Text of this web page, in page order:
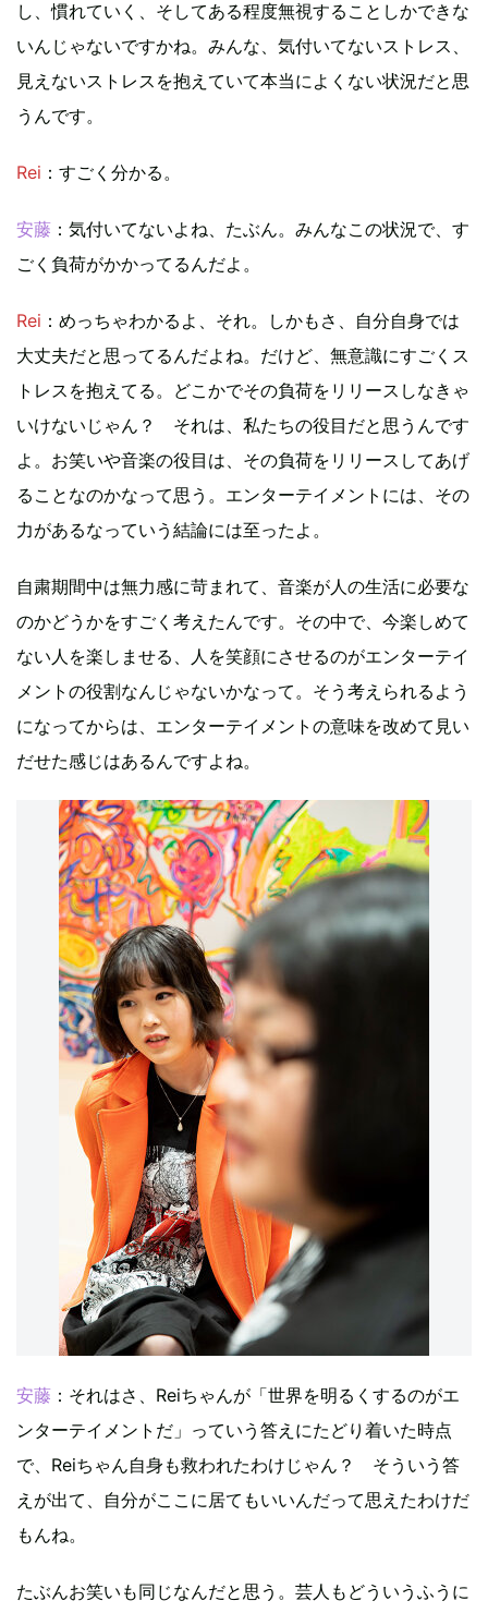
し、慣れていく、そしてある程度無視することしかできな
いんじゃないですかね。みんな、気付いてないストレス、
見えないストレスを抱えていて本当によくない状況だと思
うんです。
Rei ：すごく分かる。
安藤 ：気付いてないよね、たぶん。みんなこの状況で、す
ごく負荷がかかってるんだよ。
Rei ：めっちゃわかるよ、それ。しかもさ、自分自身では
大丈夫だと思ってるんだよね。だけど、無意識にすごくス
トレスを抱えてる。どこかでその負荷をリリースしなきゃ
いけないじゃん？ それは、私たちの役目だと思うんです
よ。お笑いや音楽の役目は、その負荷をリリースしてあげ
ることなのかなって思う。エンターテイメントには、その
力があるなっていう結論には至ったよ。
自粛期間中は無力感に苛まれて、音楽が人の生活に必要な
のかどうかをすごく考えたんです。その中で、今楽しめて
ない人を楽しませる、人を笑顔にさせるのがエンターテイ
メントの役割なんじゃないかなって。そう考えられるよう
になってからは、エンターテイメントの意味を改めて見い
だせた感じはあるんですよね。
安藤 ：それはさ、Reiちゃんが「世界を明るくするのがエ
ンターテイメントだ」っていう答えにたどり着いた時点
で、Reiちゃん自身も救われたわけじゃん？ そういう答
えが出て、自分がここに居てもいいんだって思えたわけだ
もんね。
たぶんお笑いも同じなんだと思う。芸人もどういうふうに